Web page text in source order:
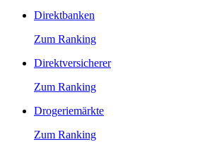
Direktbanken
Zum Ranking
Direktversicherer
Zum Ranking
Drogeriemärkte
Zum Ranking